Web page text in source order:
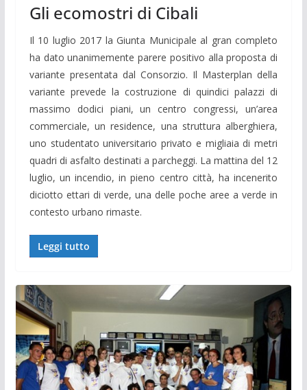
Gli ecomostri di Cibali
Il 10 luglio 2017 la Giunta Municipale al gran completo
ha dato unanimemente parere positivo alla proposta di
variante presentata dal Consorzio. Il Masterplan della
variante prevede la costruzione di quindici palazzi di
massimo dodici piani, un centro congressi, un’area
commerciale, un residence, una struttura alberghiera,
uno studentato universitario privato e migliaia di metri
quadri di asfalto destinati a parcheggi. La mattina del 12
luglio, un incendio, in pieno centro città, ha incenerito
diciotto ettari di verde, una delle poche aree a verde in
contesto urbano rimaste.
Leggi tutto